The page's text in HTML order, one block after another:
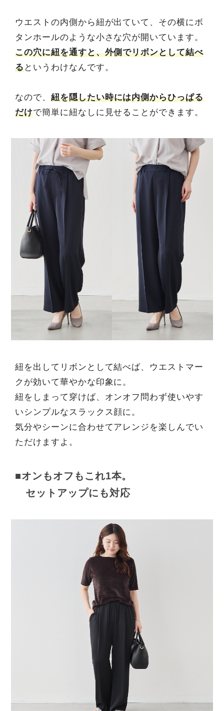
ウエストの内側から紐が出ていて、その横にボ
タンホールのような小さな穴が開いています。
この穴に紐を通すと、外側でリボンとして結べ
るというわけなんです。
なので、 紐を隠したい時には内側からひっぱる
だけで簡単に紐なしに見せることができます。
紐を出してリボンとして結べば、ウエストマー
クが効いて華やかな印象に。
紐をしまって穿けば、オンオフ問わず使いやす
いシンプルなスラックス顔に。
気分やシーンに合わせてアレンジを楽しんでい
ただけますよ。
■オンもオフもこれ1本。
セットアップにも対応